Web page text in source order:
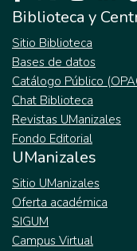
Biblioteca y
Sitio Biblioteca
Bases de datos
Catálogo Público
Chat Biblioteca
Revistas UManizales
Fondo Editorial
UManizales
Sitio UManizales
Oferta académica
SIGUM
Campus Virtual